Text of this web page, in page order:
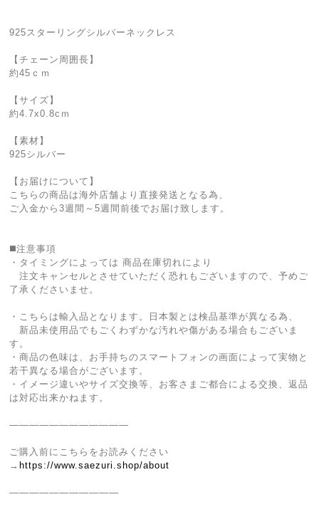
925スターリングシルバーネックレス
【チェーン周囲長】
約45ｃｍ
【サイズ】
約4.7x0.8cｍ
【素材】
925シルバー
【お届けについて】
こちらの商品は海外店舗より直接発送となる為、
ご入金から3週間～5週間前後でお届け致します。
◼️注意事項
・タイミングによっては 商品在庫切れにより
注文キャンセルとさせていただく恐れもございますので、予めご
了承くださいませ。
・こちらは輸入品となります。日本製とは検品基準が異なる為、
新品未使用品でもごくわずかな汚れや傷がある場合もございま
す。
・商品の色味は、お手持ちのスマートフォンの画面によって実物と
若干異なる場合がございます。
・イメージ違いやサイズ交換等、お客さまご都合による交換、返品
は対応出来かねます。
————————————
ご購入前にこちらをお読みください
→ https://www.saezuri.shop/about
———————————